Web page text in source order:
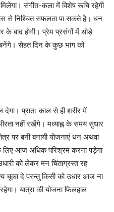
संगीत-कला में विशेष रूचि रहेगी
से निश्चित सफलता पा सकते है। धन
होगी। प्रेम प्रसंगों में थोड़े
सेहत दिन के कुछ भाग को
प्रातः काल से ही शरीर में
नहीं रखेंगे। मध्याह्न के समय सुधार
पर बनी बनायी योजनाएं धन अथवा
आज अधिक परिश्रम करना पड़ेगा
को लेकर मन चिंताग्रस्त रह
चूका दे परन्तु किसी को उधार आज ना
यात्रा की योजना फिलहाल